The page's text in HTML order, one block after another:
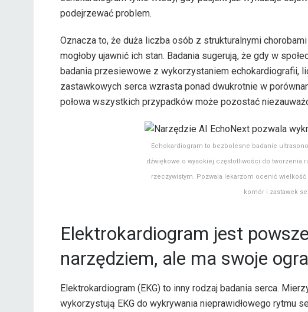
podejrzewać problem.
Oznacza to, że duża liczba osób z strukturalnymi
mogłoby ujawnić ich stan. Badania sugerują, że gdy w
badania przesiewowe z wykorzystaniem echokardiografii,
zastawkowych serca wzrasta ponad dwukrotnie w
połowa wszystkich przypadków może pozostać
Echokardiogram to bezbolesne badanie
dźwiękowe o wysokiej częstotliwości do tworzenia
rzeczywistym. Pozwala lekarzom ocenić wielkość
komór i zastawek
Elektrokardiogram jest
narzędziem, ale ma swoje
Elektrokardiogram (EKG) to inny rodzaj badania serca.
wykorzystują EKG do wykrywania nieprawidłowego rytmu